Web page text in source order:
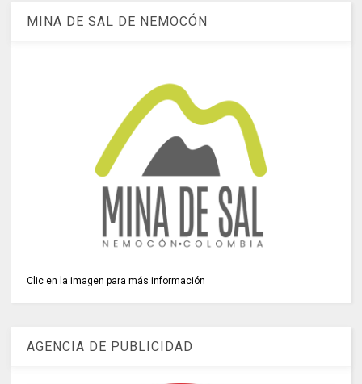
MINA DE SAL DE NEMOCÓN
Clic en la imagen para más información
AGENCIA DE PUBLICIDAD